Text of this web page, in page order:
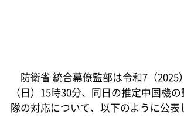
防衛省 統合幕僚監部は令和7（2025
（日）15時30分、同日の推定中国機
隊の対応について、以下のように公表